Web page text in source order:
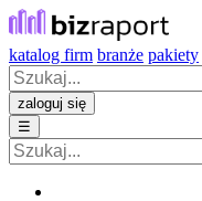
katalog firm branże pakiety
zaloguj się
☰